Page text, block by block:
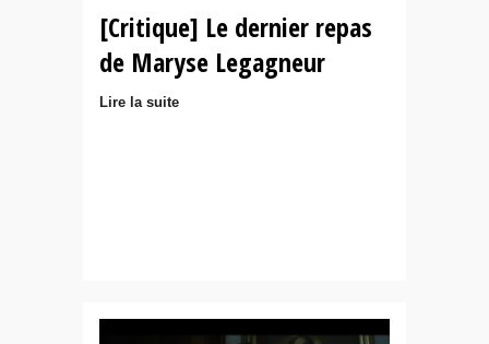
[Critique] Le dernier repas
de Maryse Legagneur
Lire la suite